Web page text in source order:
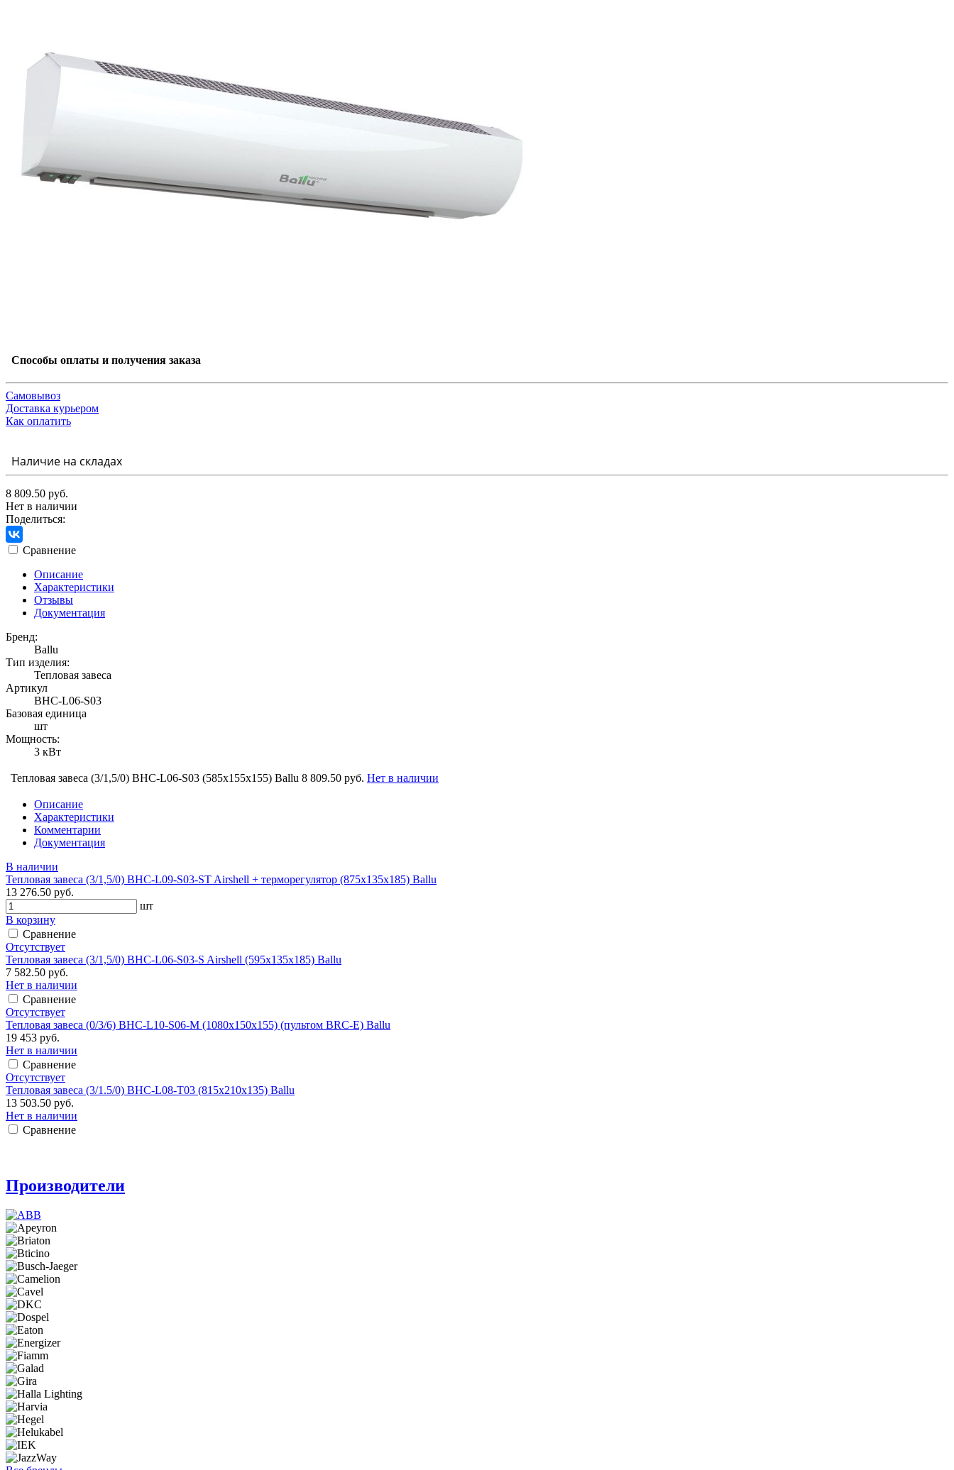
Способы оплаты и получения заказа
Самовывоз
Доставка курьером
Как оплатить
Наличие на складах
8 809.50 руб.
Нет в наличии
Поделиться:
Сравнение
Описание
Характеристики
Отзывы
Документация
Бренд:
Ballu
Тип изделия:
Тепловая завеса
Артикул
BHC-L06-S03
Базовая единица
шт
Мощность:
3 кВт
Тепловая завеса (3/1,5/0) BHC-L06-S03 (585х155х155) Ballu 8 809.50 руб. Нет в наличии
Описание
Характеристики
Комментарии
Документация
В наличии
Тепловая завеса (3/1,5/0) BHC-L09-S03-ST Airshell + терморегулятор (875х135х185) Ballu
13 276.50 руб.
шт
В корзину
Сравнение
Отсутствует
Тепловая завеса (3/1,5/0) BHC-L06-S03-S Airshell (595х135х185) Ballu
7 582.50 руб.
Нет в наличии
Сравнение
Отсутствует
Тепловая завеса (0/3/6) BHC-L10-S06-М (1080х150х155) (пультом BRC-E) Ballu
19 453 руб.
Нет в наличии
Сравнение
Отсутствует
Тепловая завеса (3/1.5/0) BHC-L08-T03 (815х210х135) Ballu
13 503.50 руб.
Нет в наличии
Сравнение
Производители